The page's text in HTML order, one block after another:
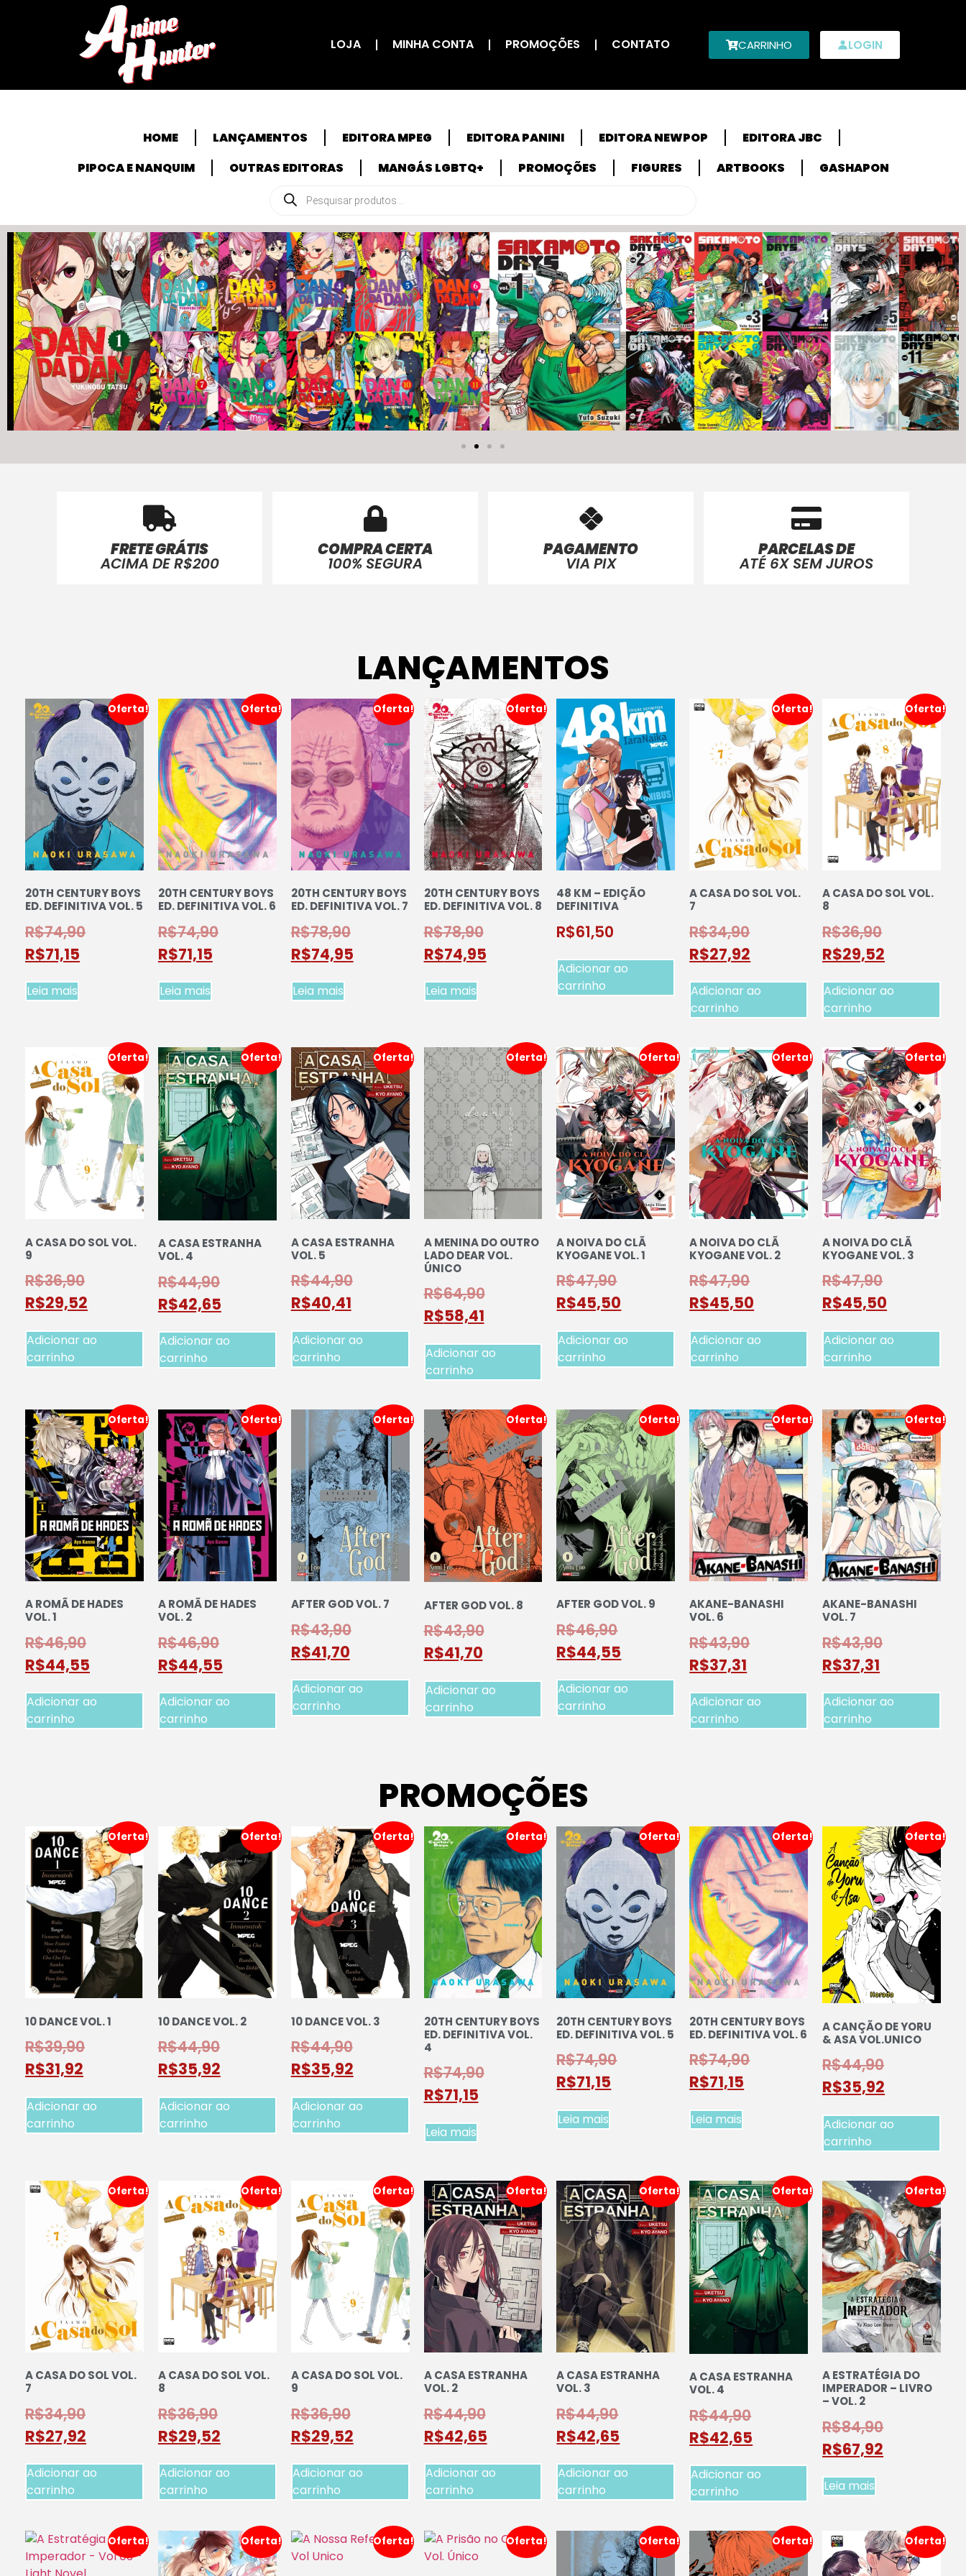
LOJA MINHA CONTA PROMOÇÕES CONTATO CARRINHO LOGIN
HOME LANÇAMENTOS EDITORA MPEG EDITORA PANINI EDITORA NEWPOP
EDITORA JBC
PIPOCA E NANQUIM
OUTRAS EDITORAS MANGÁS LGBTQ+ PROMOÇÕES FIGURES ARTBOOKS GASHAPON
FRETE GRÁTIS
ACIMA DE R$200
COMPRA CERTA
100% SEGURA
PAGAMENTO
VIA PIX
PARCELAS DE
ATÉ 6X SEM JUROS
LANÇAMENTOS
Oferta!
20TH CENTURY BOYS
ED. DEFINITIVA VOL. 5
R$74,90
R$71,15
Leia mais
Oferta!
20TH CENTURY BOYS
ED. DEFINITIVA VOL. 6
R$74,90
R$71,15
Leia mais
Oferta!
20TH CENTURY BOYS
ED. DEFINITIVA VOL. 7
R$78,90
R$74,95
Leia mais
Oferta!
20TH CENTURY BOYS
ED. DEFINITIVA VOL. 8
R$78,90
R$74,95
Leia mais
48 KM – EDIÇÃO
DEFINITIVA
R$61,50
Adicionar ao
carrinho
Oferta!
A CASA DO SOL VOL.
7
R$34,90
R$27,92
Adicionar ao
carrinho
Oferta!
A CASA DO SOL VOL.
8
R$36,90
R$29,52
Adicionar ao
carrinho
Oferta!
A CASA DO SOL VOL.
9
R$36,90
R$29,52
Adicionar ao
carrinho
Oferta!
A CASA ESTRANHA
VOL. 4
R$44,90
R$42,65
Adicionar ao
carrinho
Oferta!
A CASA ESTRANHA
VOL. 5
R$44,90
R$40,41
Adicionar ao
carrinho
Oferta!
A MENINA DO OUTRO
LADO DEAR VOL.
ÚNICO
R$64,90
R$58,41
Adicionar ao
carrinho
Oferta!
A NOIVA DO CLÃ
KYOGANE VOL. 1
R$47,90
R$45,50
Adicionar ao
carrinho
Oferta!
A NOIVA DO CLÃ
KYOGANE VOL. 2
R$47,90
R$45,50
Adicionar ao
carrinho
Oferta!
A NOIVA DO CLÃ
KYOGANE VOL. 3
R$47,90
R$45,50
Adicionar ao
carrinho
Oferta!
A ROMÃ DE HADES
VOL. 1
R$46,90
R$44,55
Adicionar ao
carrinho
Oferta!
A ROMÃ DE HADES
VOL. 2
R$46,90
R$44,55
Adicionar ao
carrinho
Oferta!
AFTER GOD VOL. 7
R$43,90
R$41,70
Adicionar ao
carrinho
Oferta!
AFTER GOD VOL. 8
R$43,90
R$41,70
Adicionar ao
carrinho
Oferta!
AFTER GOD VOL. 9
R$46,90
R$44,55
Adicionar ao
carrinho
Oferta!
AKANE-BANASHI
VOL. 6
R$43,90
R$37,31
Adicionar ao
carrinho
Oferta!
AKANE-BANASHI
VOL. 7
R$43,90
R$37,31
Adicionar ao
carrinho
PROMOÇÕES
Oferta!
10 DANCE VOL. 1
R$39,90
R$31,92
Adicionar ao
carrinho
Oferta!
10 DANCE VOL. 2
R$44,90
R$35,92
Adicionar ao
carrinho
Oferta!
10 DANCE VOL. 3
R$44,90
R$35,92
Adicionar ao
carrinho
Oferta!
20TH CENTURY BOYS
ED. DEFINITIVA VOL.
4
R$74,90
R$71,15
Leia mais
Oferta!
20TH CENTURY BOYS
ED. DEFINITIVA VOL. 5
R$74,90
R$71,15
Leia mais
Oferta!
20TH CENTURY BOYS
ED. DEFINITIVA VOL. 6
R$74,90
R$71,15
Leia mais
Oferta!
A CANÇÃO DE YORU
& ASA VOL.UNICO
R$44,90
R$35,92
Adicionar ao
carrinho
Oferta!
A CASA DO SOL VOL.
7
R$34,90
R$27,92
Adicionar ao
carrinho
Oferta!
A CASA DO SOL VOL.
8
R$36,90
R$29,52
Adicionar ao
carrinho
Oferta!
A CASA DO SOL VOL.
9
R$36,90
R$29,52
Adicionar ao
carrinho
Oferta!
A CASA ESTRANHA
VOL. 2
R$44,90
R$42,65
Adicionar ao
carrinho
Oferta!
A CASA ESTRANHA
VOL. 3
R$44,90
R$42,65
Adicionar ao
carrinho
Oferta!
A CASA ESTRANHA
VOL. 4
R$44,90
R$42,65
Adicionar ao
carrinho
Oferta!
A ESTRATÉGIA DO
IMPERADOR – LIVRO
– VOL. 2
R$84,90
R$67,92
Leia mais
Oferta! Oferta! Oferta! Oferta! Oferta! Oferta! Oferta!